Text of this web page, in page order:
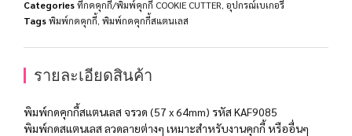
Categoriesที่กดคุกกี้/พิมพ์คุกกี้ COOKIE CUTTER อุปกรณ์เบเกอรี่
Tagsพิมพ์กดคุกกี้ พิมพ์กดคุกกี้สแตนเลส
รายละเอียดสินค้า
พิมพ์กดคุกกี้สแตนเลส จรวด (57 x 64mm) รหัส KAF9085
พิมพ์กดสแตนเลส ลวดลายต่างๆ เหมาะสำหรับงานคุกกี้ หรืออื่นๆ